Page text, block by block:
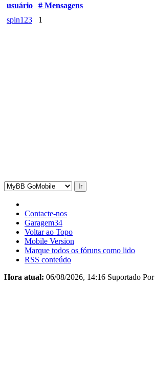
usuário
# Mensagens
spin123
1
Contacte-nos
Garagem34
Voltar ao Topo
Mobile Version
Marque todos os fóruns como lido
RSS conteúdo
Hora atual: 06/08/2026, 14:16 Suportado Por